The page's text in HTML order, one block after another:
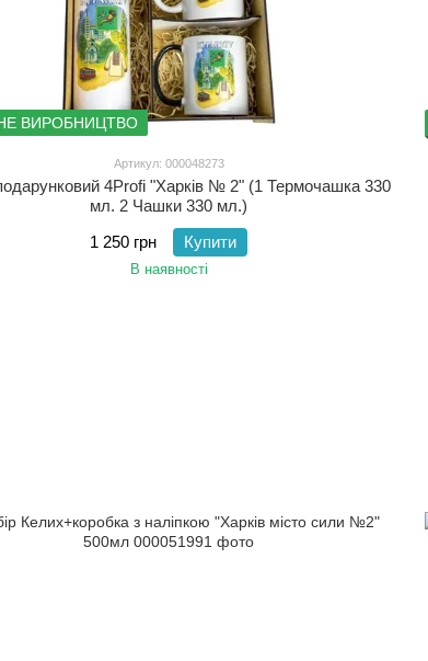
ВИРОБНИЦТВО
Артикул: 000048273
4Profi "Харків № 2" (1 Термочашка 330
мл. 2 Чашки 330 мл.)
1 250 грн
Купити
В наявності